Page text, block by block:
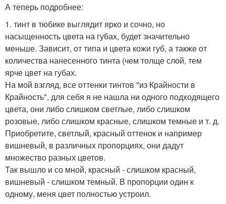
А теперь подробнее:
1. тинт в тюбике выглядит ярко и сочно, но
насыщенность цвета на губах, будет значительно
меньше. Зависит, от типа и цвета кожи губ, а также от
количества нанесенного тинта (чем толще слой, тем
ярче цвет на губах.
На мой взгляд, все оттенки тинтов "из Крайности в
Крайность", для себя я не нашла ни одного подходящего
цвета, они либо слишком светлые, либо слишком
розовые, либо слишком красные, слишком темные и т. д.
Приобретите, светлый, красный оттенок и например
вишневый, в различных пропорциях, они дадут
множество разных цветов.
Так вышло и со мной, красный - слишком красный,
вишневый - слишком темный. В пропорции один к
одному, меня цвет полностью устроил.